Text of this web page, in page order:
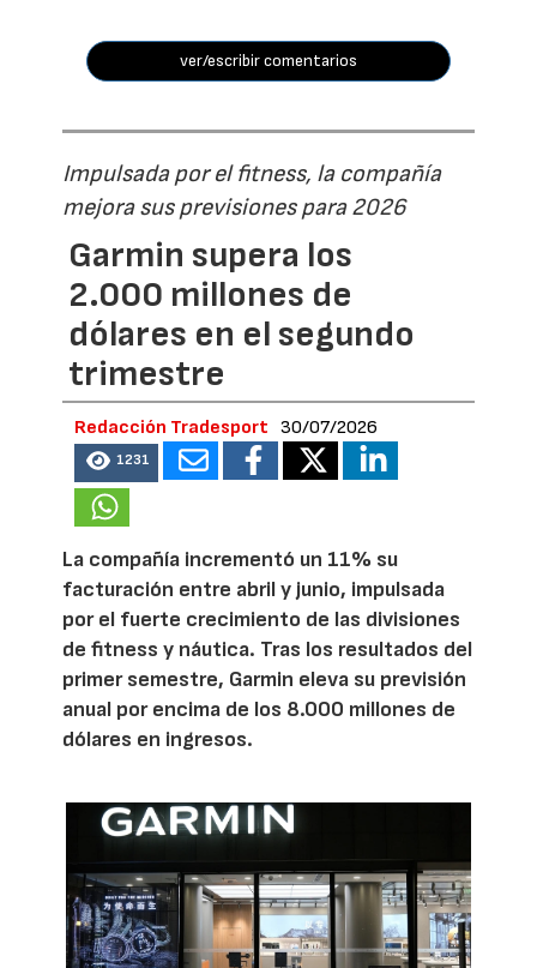
ver/escribir comentarios
Impulsada por el fitness, la compañía
mejora sus previsiones para 2026
Garmin supera los
2.000 millones de
dólares en el segundo
trimestre
Redacción Tradesport 30/07/2026
1231
La compañía incrementó un 11% su
facturación entre abril y junio, impulsada
por el fuerte crecimiento de las divisiones
de fitness y náutica. Tras los resultados del
primer semestre, Garmin eleva su previsión
anual por encima de los 8.000 millones de
dólares en ingresos.